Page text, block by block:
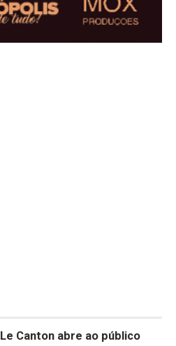
Le Canton abre ao público